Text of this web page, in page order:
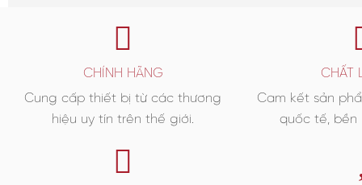
CHÍNH HÃNG
Cung cấp thiết bị từ các thương
hiệu uy tín trên thế giới.
CHẤT
Cam kết sản
quốc tế, bền